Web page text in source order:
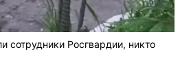
сотрудники Росгвардии, никто